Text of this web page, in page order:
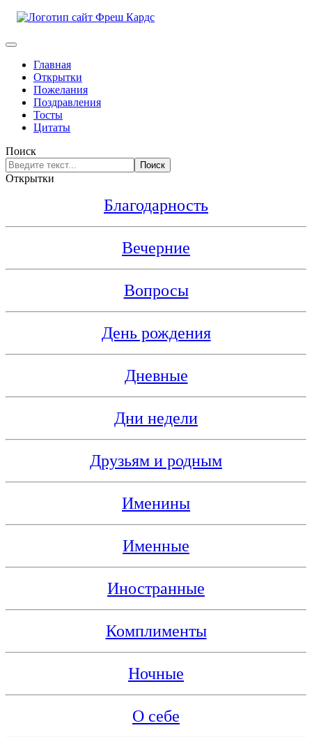
Главная
Открытки
Пожелания
Поздравления
Тосты
Цитаты
Поиск
Поиск
Открытки
Благодарность
Вечерние
Вопросы
День рождения
Дневные
Дни недели
Друзьям и родным
Именины
Именные
Иностранные
Комплименты
Ночные
О себе